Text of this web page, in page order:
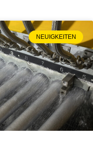
NEUIGKEITEN